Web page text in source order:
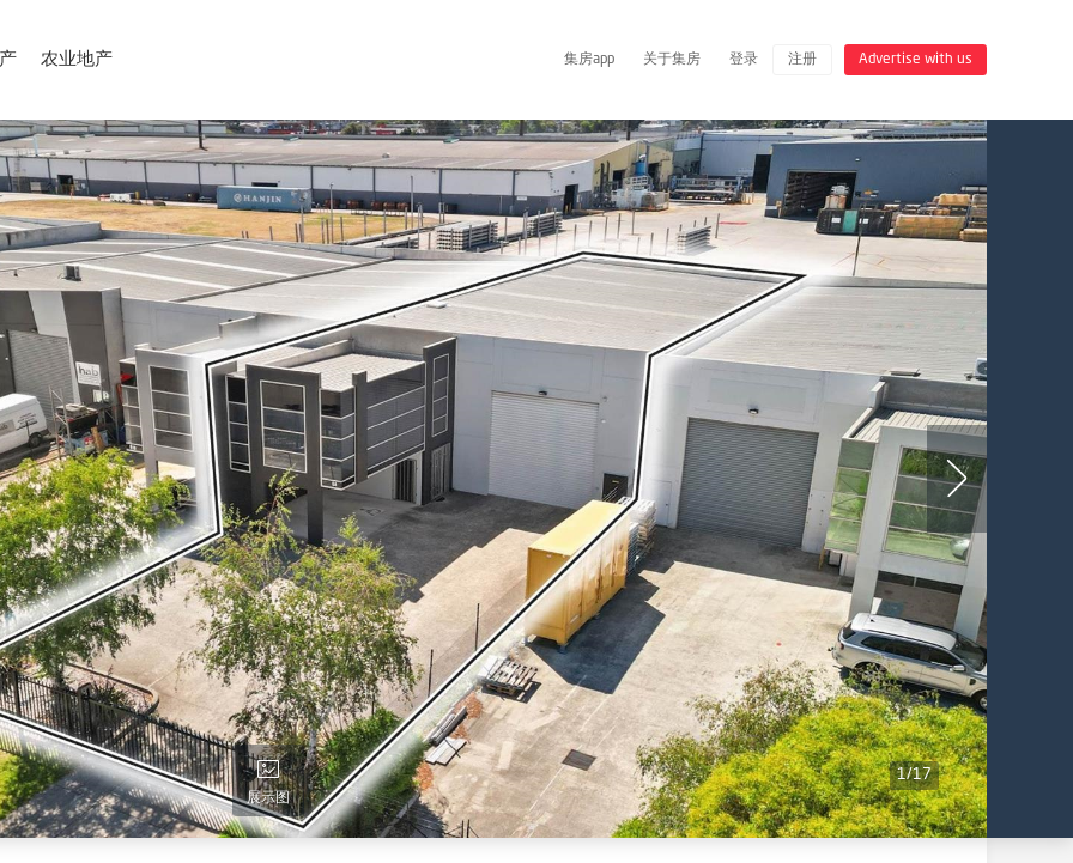
农业地产 集房app 关于集房 登录 注册 Advertise with us
展示图
1/17